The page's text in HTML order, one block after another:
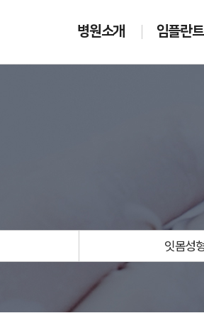
병원소개 임플란트
잇몸성